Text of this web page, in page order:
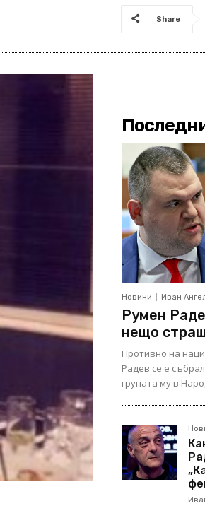
Share
Новини Иван
Румен
нещо
Противно на
Радев се е
групата му в